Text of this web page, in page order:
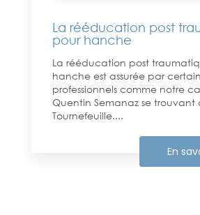
La rééducation post
pour hanche
La rééducation post
hanche est assurée par
professionnels comme notre
Quentin Semanaz se trouvant
Tournefeuille....
En